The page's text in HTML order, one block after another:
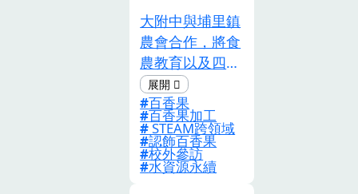
大附中與埔里鎮
農會合作，將食
農教育以及四健
會作業組融入校
訂選修課程，帶
領學生完成探究
與實作專題。
「時計果」是埔
百香果
百香果加工
STEAM跨領域
認飾百香果
校外參訪
水資源永續